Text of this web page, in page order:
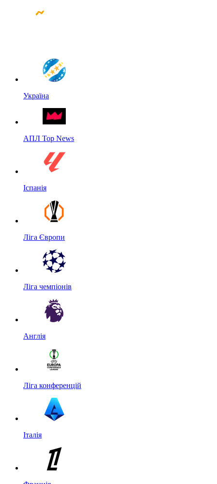
Україна
АПЛ Top News
Іспанія
Ліга Європи
Ліга чемпіонів
Англія
Ліга конференцій
Італія